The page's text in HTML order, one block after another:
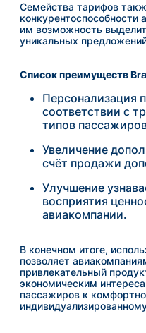
Семейства тарифов
конкурентоспособности
им возможность
уникальных
Список преимуществ
Персонализация
соответствии с
типов
Увеличение
счёт продажи
Улучшение
восприятия
авиакомпании.
В конечном итоге,
позволяет
привлекательный
экономическим
пассажиров к